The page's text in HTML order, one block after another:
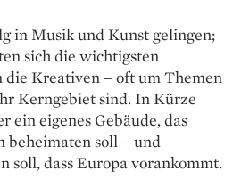
in Musik und Kunst gelingen;
sich die wichtigsten
die Kreativen – oft um Themen
Kerngebiet sind. In Kürze
ein eigenes Gebäude, das
beheimaten soll – und
soll, dass Europa vorankommt.